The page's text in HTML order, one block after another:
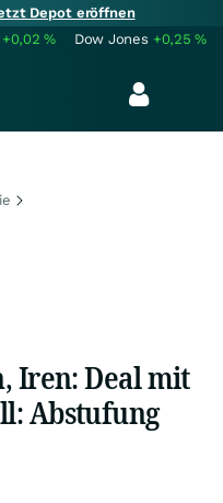
Depot eröffnen
+0,02% Dow Jones +0,25%
Iren: Deal mit
Abstufung